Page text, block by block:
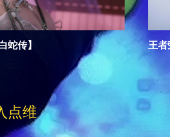
蛇传】 王者
点维